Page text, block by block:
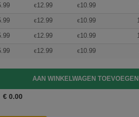
€12.99 €10.99
€12.99 €10.99
€12.99 €10.99
€12.99 €10.99
€ 0.00